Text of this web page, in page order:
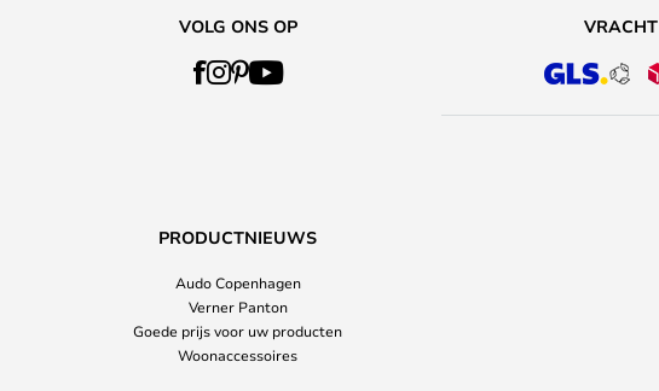
VOLG ONS OP VRACHT
PRODUCTNIEUWS
Audo Copenhagen
Verner Panton
Goede prijs voor uw producten
Woonaccessoires